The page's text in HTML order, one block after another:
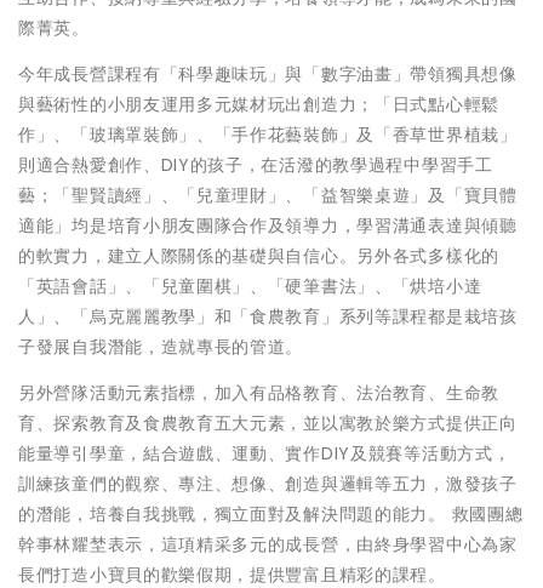
際菁英。
今年成長營課程有「科學趣味玩」與「數字油畫」帶領獨具想像
與藝術性的小朋友運用多元媒材玩出創造力；「日式點心輕鬆
作」、「玻璃罩裝飾」、「手作花藝裝飾」及「香草世界植栽」
則適合熱愛創作、DIY的孩子，在活潑的教學過程中學習手工
藝；「聖賢讀經」、「兒童理財」、「益智樂桌遊」及「寶貝體
適能」均是培育小朋友團隊合作及領導力，學習溝通表達與傾聽
的軟實力，建立人際關係的基礎與自信心。另外各式多樣化的
「英語會話」、「兒童圍棋」、「硬筆書法」、「烘培小達
人」、「烏克麗麗教學」和「食農教育」系列等課程都是栽培孩
子發展自我潛能，造就專長的管道。
另外營隊活動元素指標，加入有品格教育、法治教育、生命教
育、探索教育及食農教育五大元素，並以寓教於樂方式提供正向
能量導引學童，結合遊戲、運動、實作DIY及競賽等活動方式，
訓練孩童們的觀察、專注、想像、創造與邏輯等五力，激發孩子
的潛能，培養自我挑戰，獨立面對及解決問題的能力。 救國團總
幹事林耀埜表示，這項精采多元的成長營，由終身學習中心為家
長們打造小寶貝的歡樂假期，提供豐富且精彩的課程。